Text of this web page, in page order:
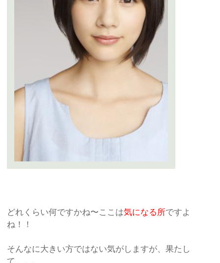
どれくらい何ですかね〜ここは気になる所ですよ
ね！！
そんなに大きい方ではない気がしますが、果たし